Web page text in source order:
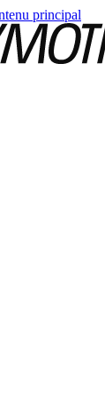
principal